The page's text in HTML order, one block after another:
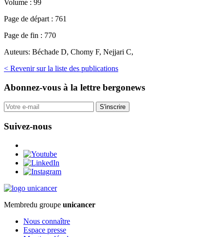
Volume : 99
Page de départ : 761
Page de fin : 770
Auteurs: Béchade D, Chomy F, Nejjari C,
< Revenir sur la liste des publications
Abonnez-vous à la lettre bergonews
S'inscrire
Suivez-nous
Membredu groupe unicancer
Nous connaître
Espace presse